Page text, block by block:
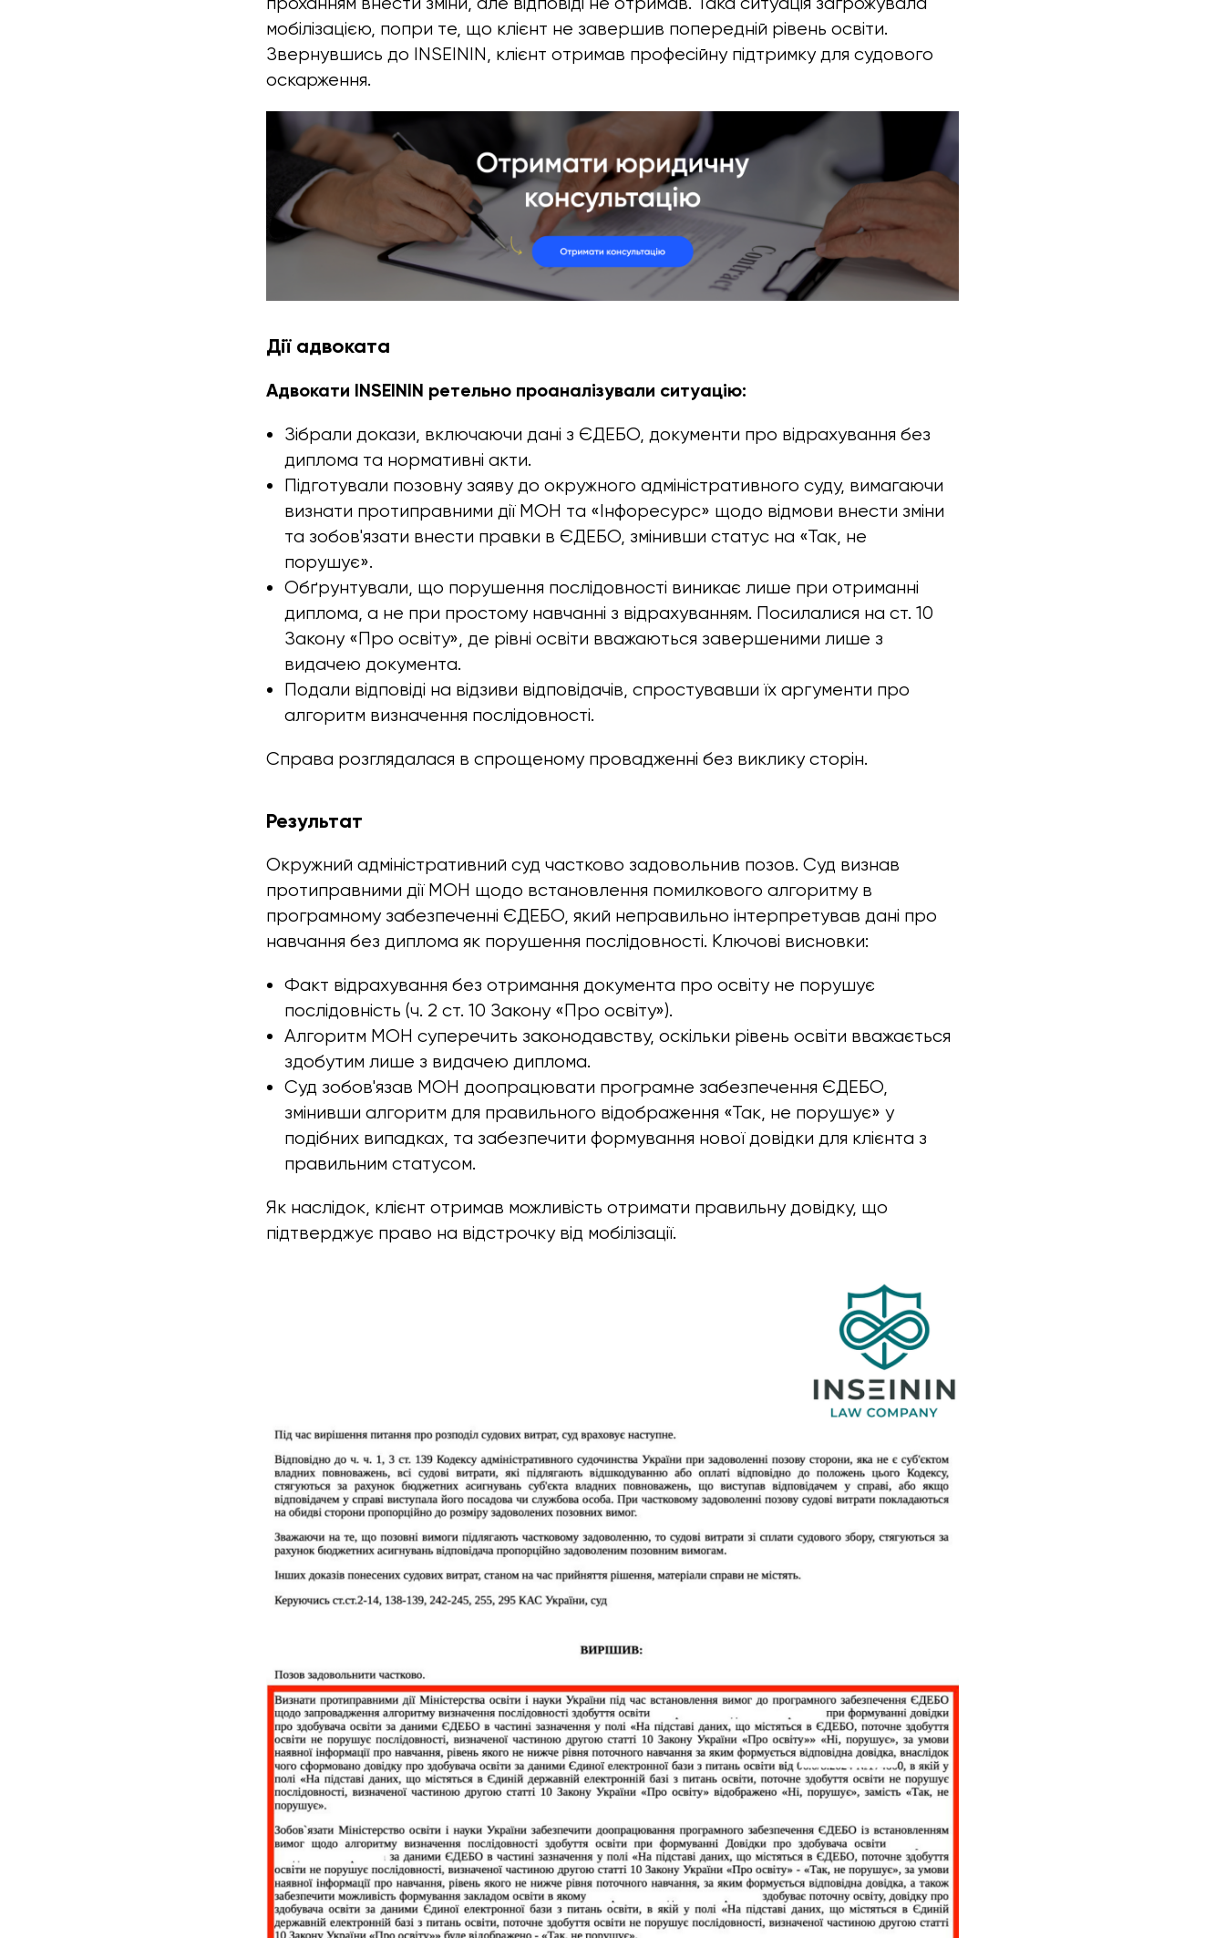
мобілізацією, попри те, що клієнт не завершив попередній рівень освіти.
Звернувшись до INSEININ, клієнт отримав професійну підтримку для судового
оскарження.
Дії адвоката
Адвокати INSEININ ретельно проаналізували ситуацію:
Зібрали докази, включаючи дані з ЄДЕБО, документи про відрахування без
диплома та нормативні акти.
Підготували позовну заяву до окружного адміністративного суду, вимагаючи
визнати протиправними дії МОН та «Інфоресурс» щодо відмови внести зміни
та зобов'язати внести правки в ЄДЕБО, змінивши статус на «Так, не
порушує».
Обґрунтували, що порушення послідовності виникає лише при отриманні
диплома, а не при простому навчанні з відрахуванням. Посилалися на ст. 10
Закону «Про освіту», де рівні освіти вважаються завершеними лише з
видачею документа.
Подали відповіді на відзиви відповідачів, спростувавши їх аргументи про
алгоритм визначення послідовності.
Справа розглядалася в спрощеному провадженні без виклику сторін.
Результат
Окружний адміністративний суд частково задовольнив позов. Суд визнав
протиправними дії МОН щодо встановлення помилкового алгоритму в
програмному забезпеченні ЄДЕБО, який неправильно інтерпретував дані про
навчання без диплома як порушення послідовності. Ключові висновки:
Факт відрахування без отримання документа про освіту не порушує
послідовність (ч. 2 ст. 10 Закону «Про освіту»).
Алгоритм МОН суперечить законодавству, оскільки рівень освіти вважається
здобутим лише з видачею диплома.
Суд зобов'язав МОН доопрацювати програмне забезпечення ЄДЕБО,
змінивши алгоритм для правильного відображення «Так, не порушує» у
подібних випадках, та забезпечити формування нової довідки для клієнта з
правильним статусом.
Як наслідок, клієнт отримав можливість отримати правильну довідку, що
підтверджує право на відстрочку від мобілізації.